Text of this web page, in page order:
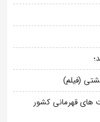
(فیلم)
های قهرمانی کشور